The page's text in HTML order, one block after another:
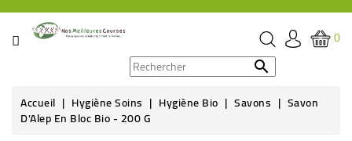
CATÉGORIE
ÉPICERIE
0

Accueil Hygiène Soins Hygiène Bio Savons Savon
D'Alep En Bloc Bio - 200 G